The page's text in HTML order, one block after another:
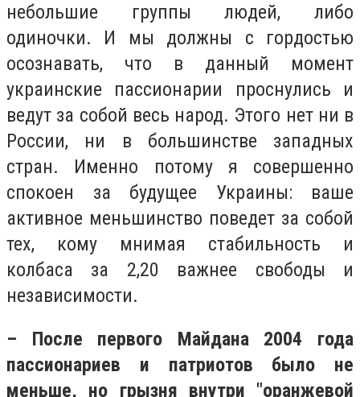
небольшие группы людей, либо
одиночки. И мы должны с гордостью
осознавать, что в данный момент
украинские пассионарии проснулись и
ведут за собой весь народ. Этого нет ни в
России, ни в большинстве западных
стран. Именно потому я совершенно
спокоен за будущее Украины: ваше
активное меньшинство поведет за собой
тех, кому мнимая стабильность и
колбаса за 2,20 важнее свободы и
независимости.
– После первого Майдана 2004 года
пассионариев и патриотов было не
меньше, но грызня внутри "оранжевой